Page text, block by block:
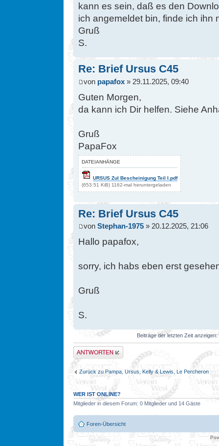
kann es sein, daß es den
ich angemeldet bin, finde ich ihn
Gruß
S.
Re: Brief Ursus C45
von papafox » 29.11.2025, 09:40
Guten Morgen,
da kann ich Dir helfen. Siehe
Gruß
PapaFox
DATEIANHÄNGE
URSUS Zul Bescheinigung Teil I.pdf
(653.51 KiB) 1162-mal heruntergeladen
Re: Brief Ursus C45
von Stephan-1975 » 20.12.2025, 21:06
Hallo papafox,
sorry, ich habs eben erst
Gruß
S.
Beiträge der letzten Zeit anzeigen:
Antwort erstellen
Zurück zu Pampa, Ursus, Kelly & Lewis, Le Percheron
WER IST ONLINE?
Mitglieder in diesem Forum: 0 Mitglieder und 14 Gäste
Foren-Übersicht